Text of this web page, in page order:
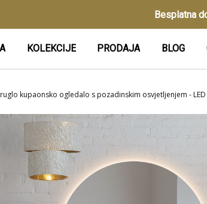
Besplatna
KOLEKCIJE PRODAJA BLOG
kupaonsko ogledalo s pozadinskim osvjetljenjem - LED